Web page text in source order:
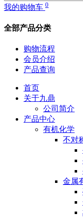
我的购物车 0
全部产品分类
购物流程
会员介绍
产品查询
首页
关于九鼎
公司简介
产品中心
有机化学
不对
金属